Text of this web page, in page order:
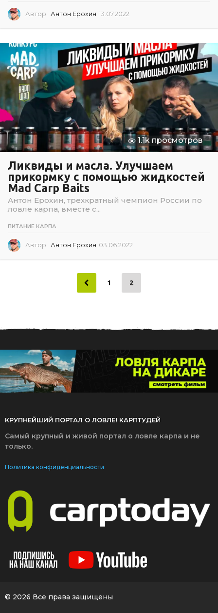
Автор: Антон Ерохин 13.07.2022
0
.
2
0
2
2
1.1k просмотров
Ликвиды и масла. Улучшаем
прикормку с помощью жидкостей
Mad Carp Baits
Антон Ерохин, трехкратный чемпион России по
ловле карпа, вместе с...
ПИТАНИЕ КАРПА
Автор: Антон Ерохин 03.06.2022
0
.
2
1 2
КРУПНЕЙШИЙ ПОРТАЛ О ЛОВЛЕ! КАРПТУДЕЙ
Самый крупный и живой портал о ловле карпа и не
только.
Политика конфиденциальности
© 2026 Все права защищены